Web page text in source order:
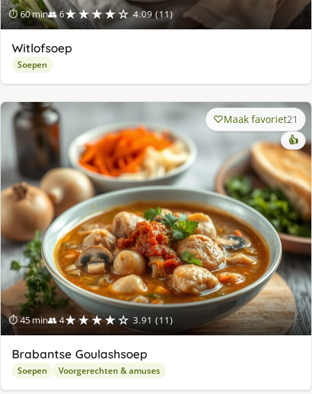
⏱ 60 min👥 6★★★★☆ 4.09 (11)
Witlofsoep
Soepen
⏱ 45 min👥 4★★★★☆ 3.91 (11)
Maak favoriet21
👍
Brabantse Goulashsoep
Soepen Voorgerechten & amuses